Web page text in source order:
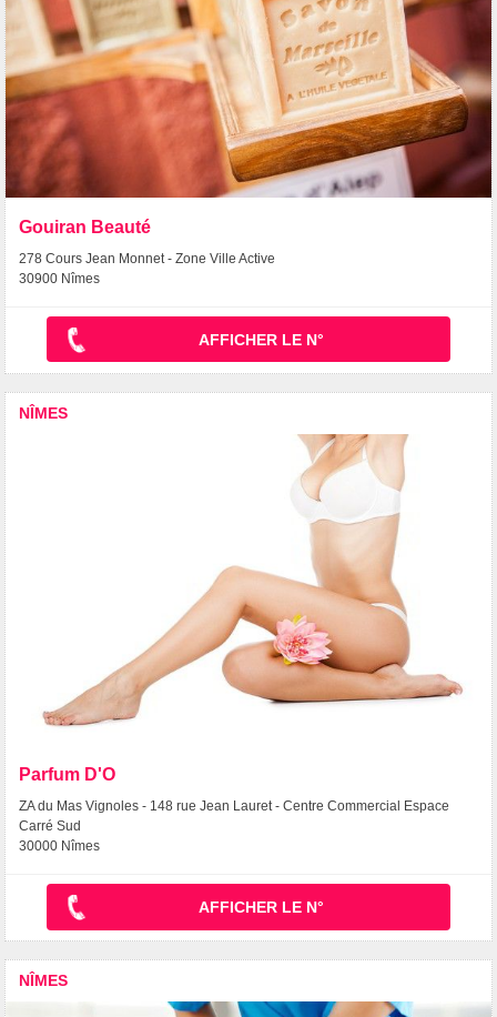
Gouiran Beauté
278 Cours Jean Monnet - Zone Ville Active
30900 Nîmes
AFFICHER LE N°
NÎMES
Parfum D'O
ZA du Mas Vignoles - 148 rue Jean Lauret - Centre Commercial Espace
Carré Sud
30000 Nîmes
AFFICHER LE N°
NÎMES